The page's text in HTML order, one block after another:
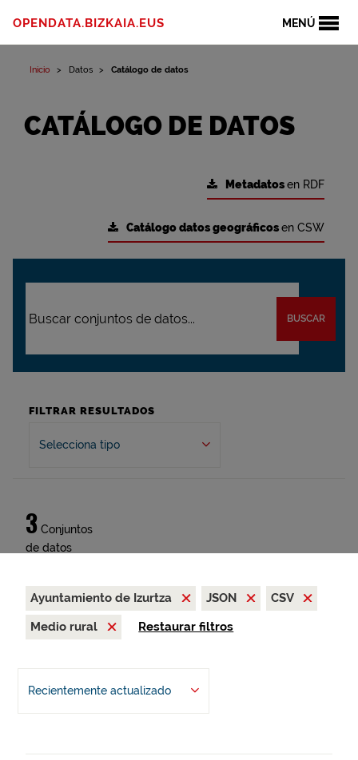
MENÚ
OPENDATA.BIZKAIA.EUS
Inicio Datos Catálogo de datos
CATÁLOGO DE DATOS
Metadatosen RDF
Catálogo datos geográficosen CSW
BUSCAR
FILTRAR RESULTADOS
Selecciona tipo
3 Conjuntos
de datos
Ayuntamiento de Izurtza JSON
CSV
Medio rural
Restaurar filtros
Recientemente actualizado